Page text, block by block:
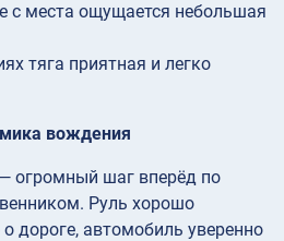
с места ощущается небольшая
тяга приятная и легко
вождения
огромный шаг вперёд по
Руль хорошо
дороге, автомобиль уверенно